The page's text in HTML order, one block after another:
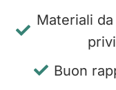
Materiali
Buon